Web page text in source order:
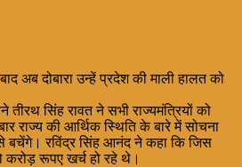
अब दोबारा उन्हें प्रदेश की माली हालत को
सिंह रावत ने सभी राज्यमंत्रियों को
राज्य की आर्थिक स्थिति के बारे में सोचना
से बचेंगे। रविंद्र सिंह आनंद ने कहा कि जिस
करोड़ रूपए खर्च हो रहे थे।